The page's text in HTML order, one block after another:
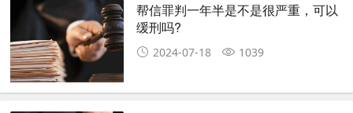
帮信罪判一年半是不是很严重，可以
缓刑吗?
2024-07-18 1039